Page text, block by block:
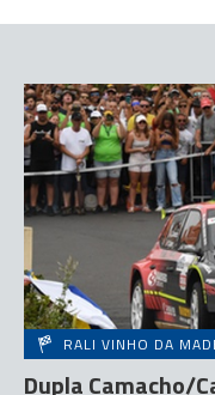
RALI VINHO DA
Dupla Camacho/